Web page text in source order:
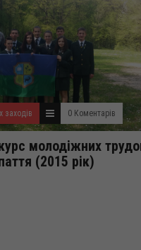
заходів 0 Коментарів
молодіжних
(2015 рік)